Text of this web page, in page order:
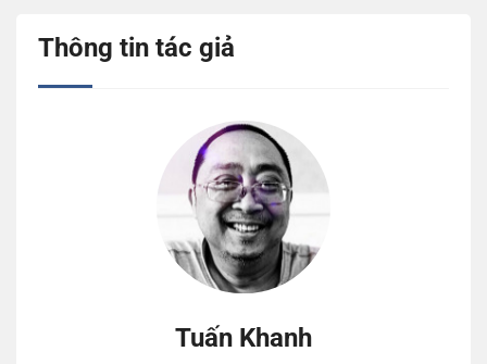
Thông tin tác giả
Tuấn Khanh